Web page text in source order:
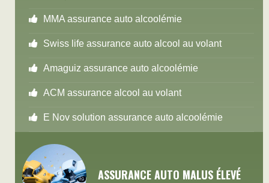
MMA assurance auto alcoolémie
Swiss life assurance auto alcool au volant
Amaguiz assurance auto alcoolémie
ACM assurance alcool au volant
E Nov solution assurance auto alcoolémie
ASSURANCE AUTO MALUS ÉLEVÉ